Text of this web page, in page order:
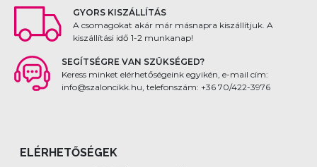
GYORS KISZÁLLÍTÁS
A csomagokat akár már másnapra kiszállítjuk. A
kiszállítási idő 1-2 munkanap!
SEGÍTSÉGRE VAN SZÜKSÉGED?
Keress minket elérhetőségeink egyikén, e-mail cím:
info@szaloncikk.hu, telefonszám: +36 70/422-3976
ELÉRHETŐSÉGEK